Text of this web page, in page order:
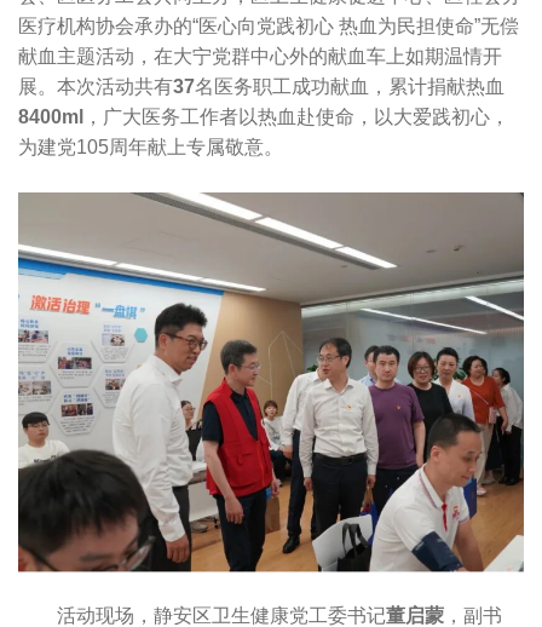
医疗机构协会承办的“医心向党践初心 热血为民担使命”无偿
献血主题活动，在大宁党群中心外的献血车上如期温情开
展。本次活动共有37名医务职工成功献血，累计捐献热血
8400ml
，广大医务工作者以热血赴使命，以大爱践初心，
为建党105周年献上专属敬意。
活动现场，静安区卫生健康党工委书记董启蒙 ，副书